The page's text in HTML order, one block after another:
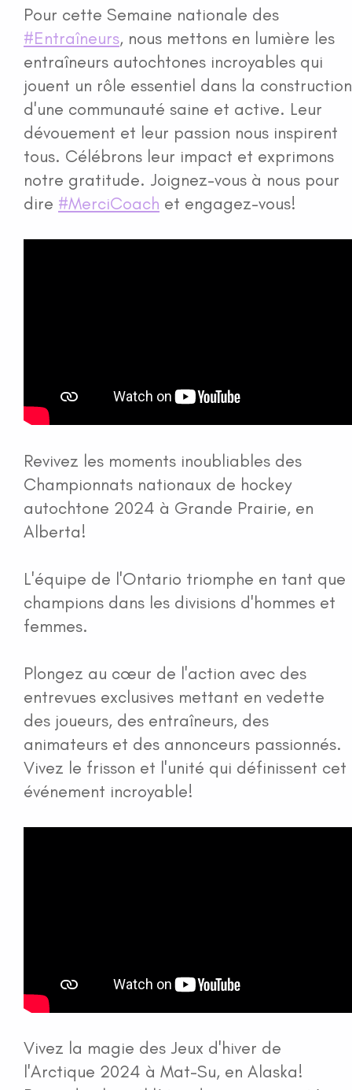
Pour cette Semaine nationale des
#Entraîneurs, nous mettons en lumière les
entraîneurs autochtones incroyables qui
jouent un rôle essentiel dans la construction
d'une communauté saine et active. Leur
dévouement et leur passion nous inspirent
tous. Célébrons leur impact et exprimons
notre gratitude. Joignez-vous à nous pour
dire #MerciCoach et engagez-vous!
Revivez les moments inoubliables des
Championnats nationaux de hockey
autochtone 2024 à Grande Prairie, en
Alberta!
L'équipe de l'Ontario triomphe en tant que
champions dans les divisions d'hommes et
femmes.
Plongez au cœur de l'action avec des
entrevues exclusives mettant en vedette
des joueurs, des entraîneurs, des
animateurs et des annonceurs passionnés.
Vivez le frisson et l'unité qui définissent cet
événement incroyable!
Vivez la magie des Jeux d'hiver de
l'Arctique 2024 à Mat-Su, en Alaska!
Emplois
Médias
Galerie de photos
Événements
Pour nous joindre